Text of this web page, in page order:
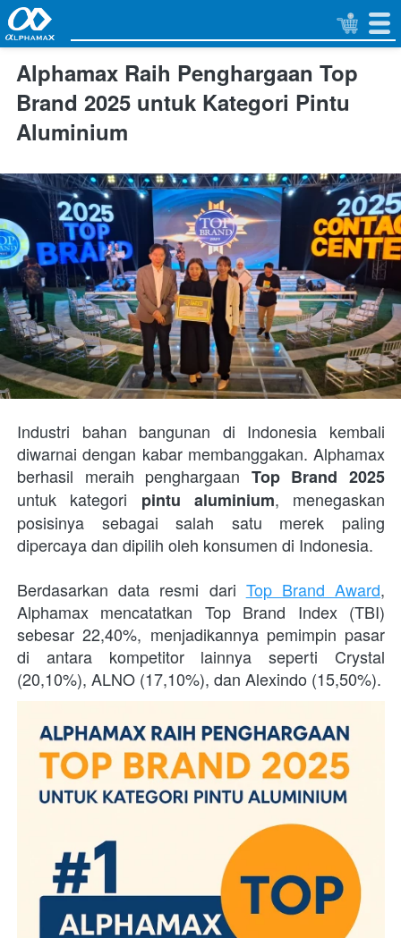
Alphamax Raih Penghargaan Top
Brand 2025 untuk Kategori Pintu
Aluminium
Industri bahan bangunan di Indonesia kembali
diwarnai dengan kabar membanggakan. Alphamax
berhasil meraih penghargaan Top Brand 2025
untuk kategori pintu aluminium, menegaskan
posisinya sebagai salah satu merek paling
dipercaya dan dipilih oleh konsumen di Indonesia.
Berdasarkan data resmi dari Top Brand Award,
Alphamax mencatatkan Top Brand Index (TBI)
sebesar 22,40%, menjadikannya pemimpin pasar
di antara kompetitor lainnya seperti Crystal